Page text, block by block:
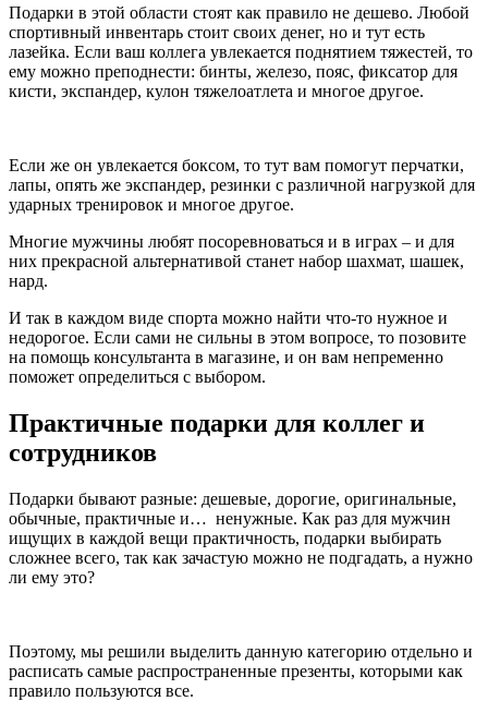
Подарки в этой области стоят как правило не дешево. Любой
спортивный инвентарь стоит своих денег, но и тут есть
лазейка. Если ваш коллега увлекается поднятием тяжестей, то
ему можно преподнести: бинты, железо, пояс, фиксатор для
кисти, экспандер, кулон тяжелоатлета и многое другое.
Если же он увлекается боксом, то тут вам помогут перчатки,
лапы, опять же экспандер, резинки с различной нагрузкой для
ударных тренировок и многое другое.
Многие мужчины любят посоревноваться и в играх – и для
них прекрасной альтернативой станет набор шахмат, шашек,
нард.
И так в каждом виде спорта можно найти что-то нужное и
недорогое. Если сами не сильны в этом вопросе, то позовите
на помощь консультанта в магазине, и он вам непременно
поможет определиться с выбором.
Практичные подарки для коллег и
сотрудников
Подарки бывают разные: дешевые, дорогие, оригинальные,
обычные, практичные и… ненужные. Как раз для мужчин
ищущих в каждой вещи практичность, подарки выбирать
сложнее всего, так как зачастую можно не подгадать, а нужно
ли ему это?
Поэтому, мы решили выделить данную категорию отдельно и
расписать самые распространенные презенты, которыми как
правило пользуются все.